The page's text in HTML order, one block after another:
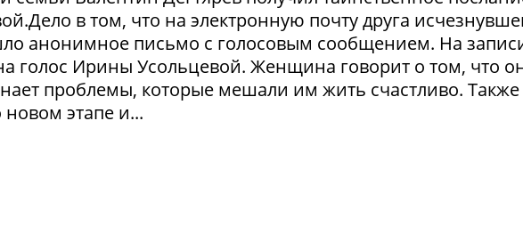
в том, что на электронную почту друга
анонимное письмо с голосовым сообщением. На
голос Ирины Усольцевой. Женщина говорит о том, что
проблемы, которые мешали им жить счастливо. Также
этапе и...